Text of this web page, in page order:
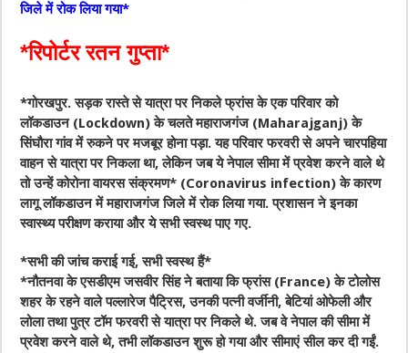
जिले में रोक लिया गया*
*रिपोर्टर रतन गुप्ता*
*गोरखपुर. सड़क रास्ते से यात्रा पर निकले फ्रांस के एक परिवार को
लॉकडाउन (Lockdown) के चलते महाराजगंज (Maharajganj) के
सिंघौरा गांव में रुकने पर मजबूर होना पड़ा. यह परिवार फरवरी से अपने चारपहिया
वाहन से यात्रा पर निकला था, लेकिन जब ये नेपाल सीमा में प्रवेश करने वाले थे
तो उन्हें कोरोना वायरस संक्रमण* (Coronavirus infection) के कारण
लागू लॉकडाउन में महाराजगंज जिले में रोक लिया गया. प्रशासन ने इनका
स्वास्थ्य परीक्षण कराया और ये सभी स्वस्थ पाए गए.
*सभी की जांच कराई गई, सभी स्वस्थ हैं*
*नौतनवा के एसडीएम जसवीर सिंह ने बताया कि फ्रांस (France) के टोलोस
शहर के रहने वाले पल्लारेज पैट्रिस, उनकी पत्नी वर्जीनी, बेटियां ओफेली और
लोला तथा पुत्र टॉम फरवरी से यात्रा पर निकले थे. जब वे नेपाल की सीमा में
प्रवेश करने वाले थे, तभी लॉकडाउन शुरू हो गया और सीमाएं सील कर दी गईं.